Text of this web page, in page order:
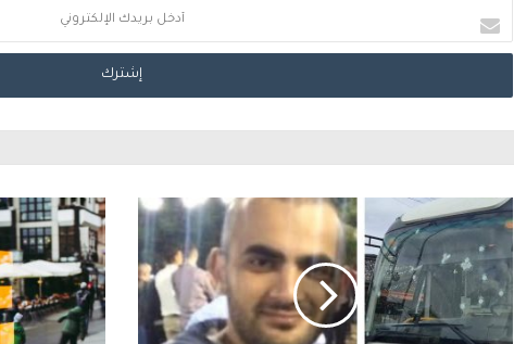
د
خ
ل
ب
ر
ي
د
ك